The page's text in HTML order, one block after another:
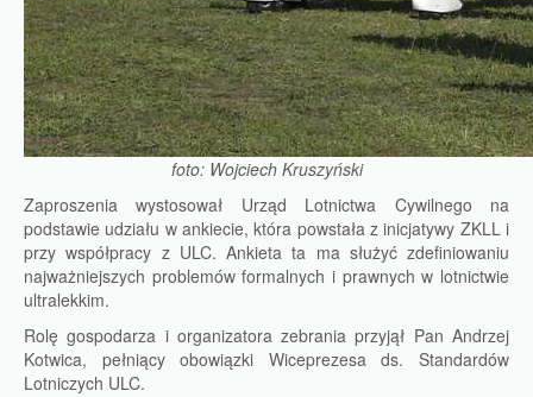
foto: Wojciech Kruszyński
Zaproszenia wystosował Urząd Lotnictwa Cywilnego na
podstawie udziału w ankiecie, która powstała z inicjatywy ZKLL i
przy współpracy z ULC. Ankieta ta ma służyć zdefiniowaniu
najważniejszych problemów formalnych i prawnych w lotnictwie
ultralekkim.
Rolę gospodarza i organizatora zebrania przyjął Pan Andrzej
Kotwica, pełniący obowiązki Wiceprezesa ds. Standardów
Lotniczych ULC.